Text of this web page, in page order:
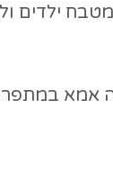
ילדים
אמא